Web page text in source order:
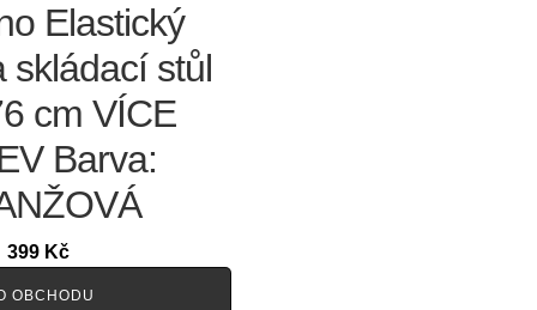
Elastický
skládací stůl
cm VÍCE
Barva:
399 Kč
OBCHODU